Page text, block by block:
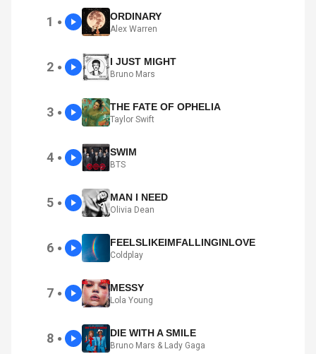
1 ● ORDINARY
Alex Warren
2 ● I JUST MIGHT
Bruno Mars
3 ● THE FATE OF OPHELIA
Taylor Swift
4 ● SWIM
BTS
5 ● MAN I NEED
Olivia Dean
6 ● FEELSLIKEIMFALLINGINLOVE
Coldplay
7 ● MESSY
Lola Young
8 ● DIE WITH A SMILE
Bruno Mars & Lady Gaga